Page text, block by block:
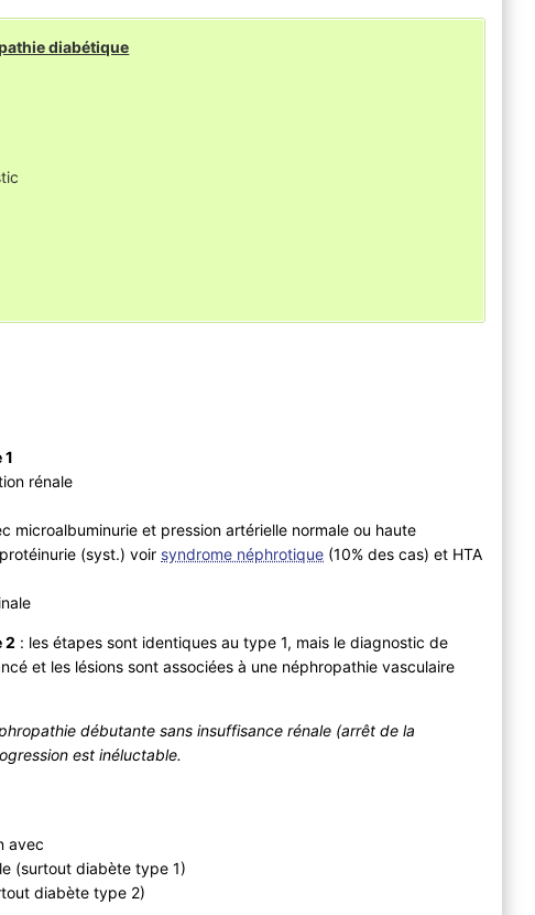
diabétique
1
rénale
microalbuminurie et pression artérielle normale ou haute
(syst.) voir syndrome néphrotique (10% des cas) et HTA
2 : les étapes sont identiques au type 1, mais le diagnostic de
et les lésions sont associées à une néphropathie vasculaire
débutante sans insuffisance rénale (arrêt de la
est inéluctable.
avec
(surtout diabète type 1)
diabète type 2)